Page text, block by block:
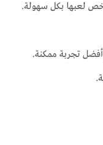
لعبها بكل سهولة.
أفضل تجربة ممكنة.